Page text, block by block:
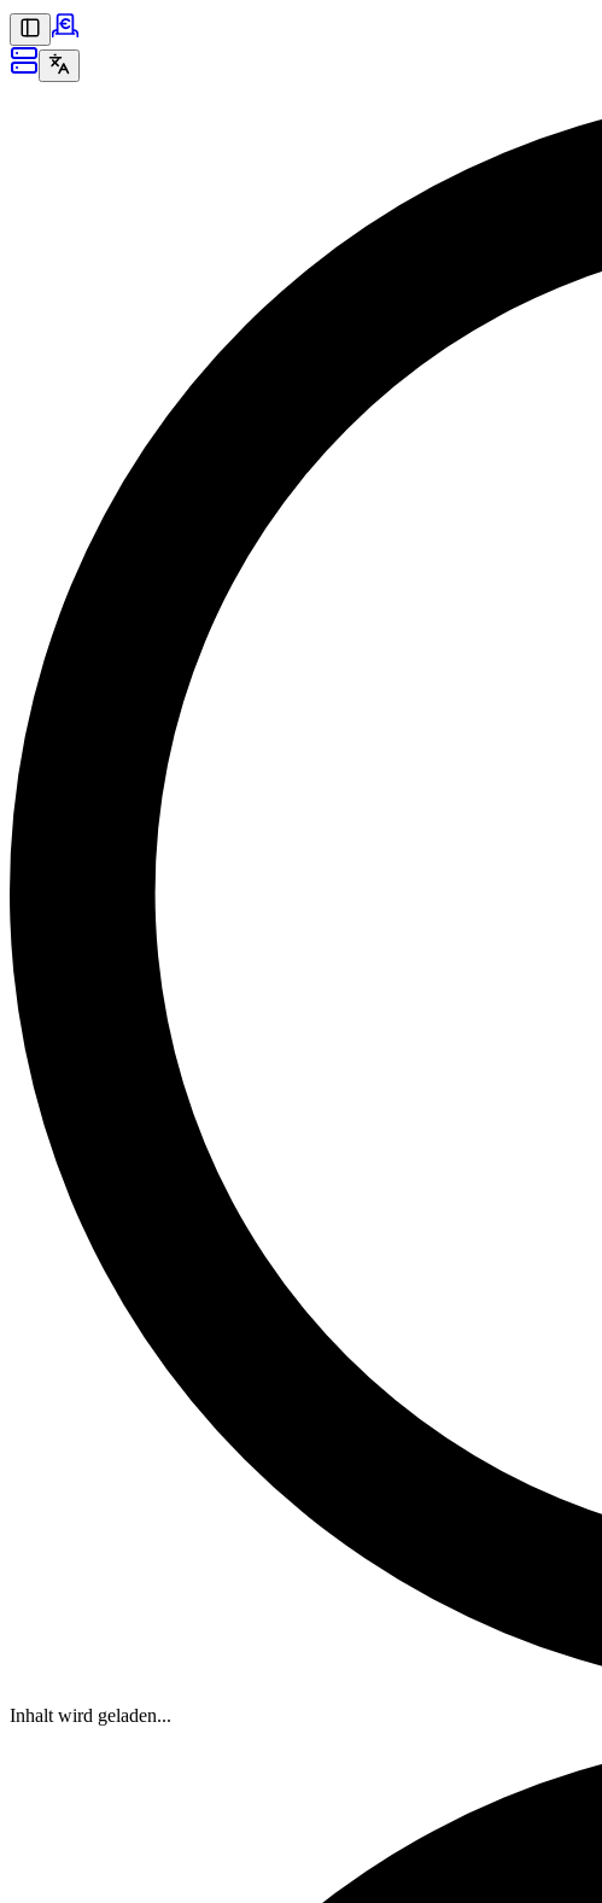
Inhalt wird geladen...